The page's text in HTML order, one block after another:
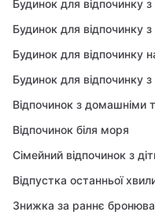
Будинок для відпочинку
Будинок для відпочинку з
Будинок для відпочинку
Будинок для відпочинку
Відпочинок з домашніми
Відпочинок біля моря
Сімейний відпочинок з
Відпустка останньої
Знижка за раннє